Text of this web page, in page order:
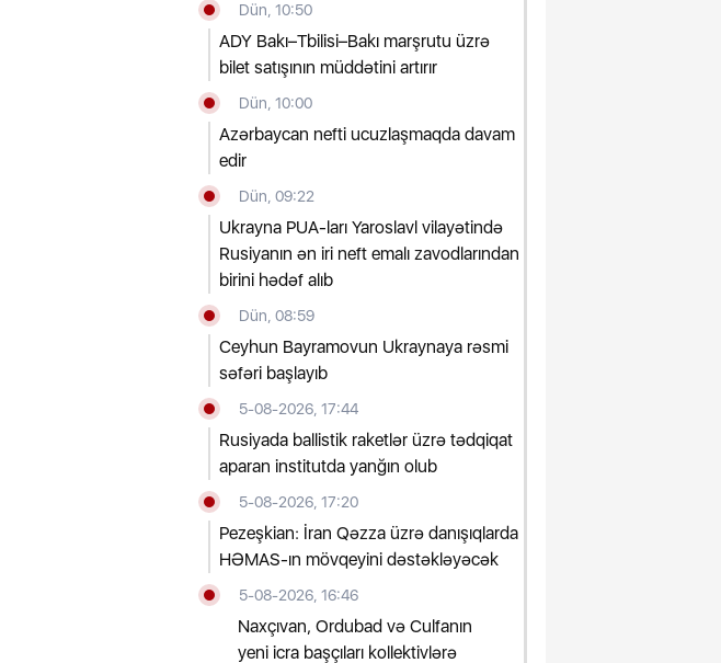
Dün, 10:50
ADY Bakı–Tbilisi–Bakı marşrutu üzrə
bilet satışının müddətini artırır
Dün, 10:00
Azərbaycan nefti ucuzlaşmaqda davam
edir
Dün, 09:22
Ukrayna PUA-ları Yaroslavl vilayətində
Rusiyanın ən iri neft emalı zavodlarından
birini hədəf alıb
Dün, 08:59
Ceyhun Bayramovun Ukraynaya rəsmi
səfəri başlayıb
5-08-2026, 17:44
Rusiyada ballistik raketlər üzrə tədqiqat
aparan institutda yanğın olub
5-08-2026, 17:20
Pezeşkian: İran Qəzza üzrə danışıqlarda
HƏMAS-ın mövqeyini dəstəkləyəcək
5-08-2026, 16:46
Naxçıvan, Ordubad və Culfanın
yeni icra başçıları kollektivlərə